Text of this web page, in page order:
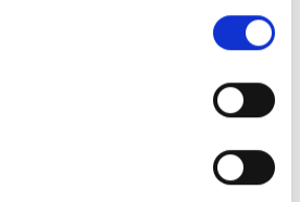
prezenty czekają w
Borek